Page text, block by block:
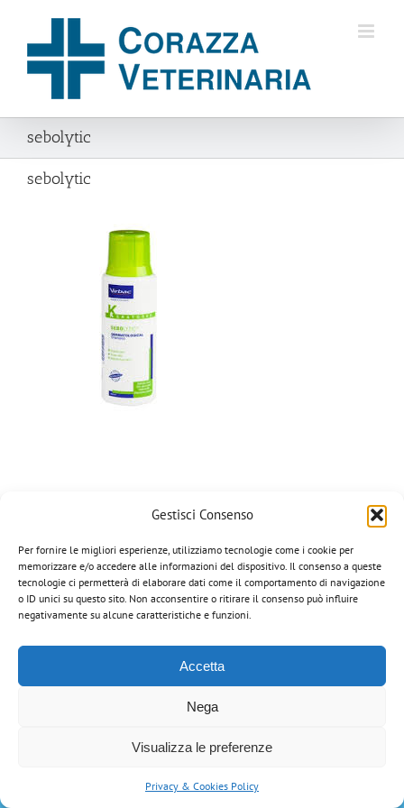
Gestisci Consenso
Per fornire le migliori esperienze, utilizziamo tecnologie come i cookie per
memorizzare e/o accedere alle informazioni del dispositivo. Il consenso a queste
tecnologie ci permetterà di elaborare dati come il comportamento di navigazione
o ID unici su questo sito. Non acconsentire o ritirare il consenso può influire
negativamente su alcune caratteristiche e funzioni.
Accetta
Nega
Visualizza le preferenze
Privacy & Cookies Policy
contenuto
sebolytic
sebolytic
Corazza Veterinaria di Portinari Gian Paolo | via Manzoni, 8 - 36020
Campiglia dei Berici (VI) | Tel: 0444-866034 | Email:
info@corazzaveterinaria.com| P.IVA 03199070248 |Privacy Policy
Tutti i marchi riportati appartengono ai legittimi proprietari.